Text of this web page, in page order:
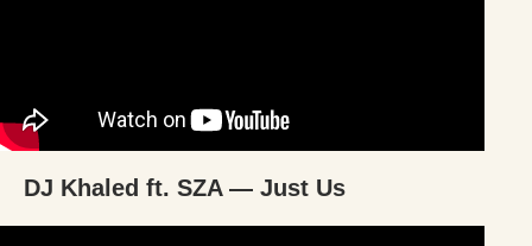
DJ Khaled ft. SZA — Just Us